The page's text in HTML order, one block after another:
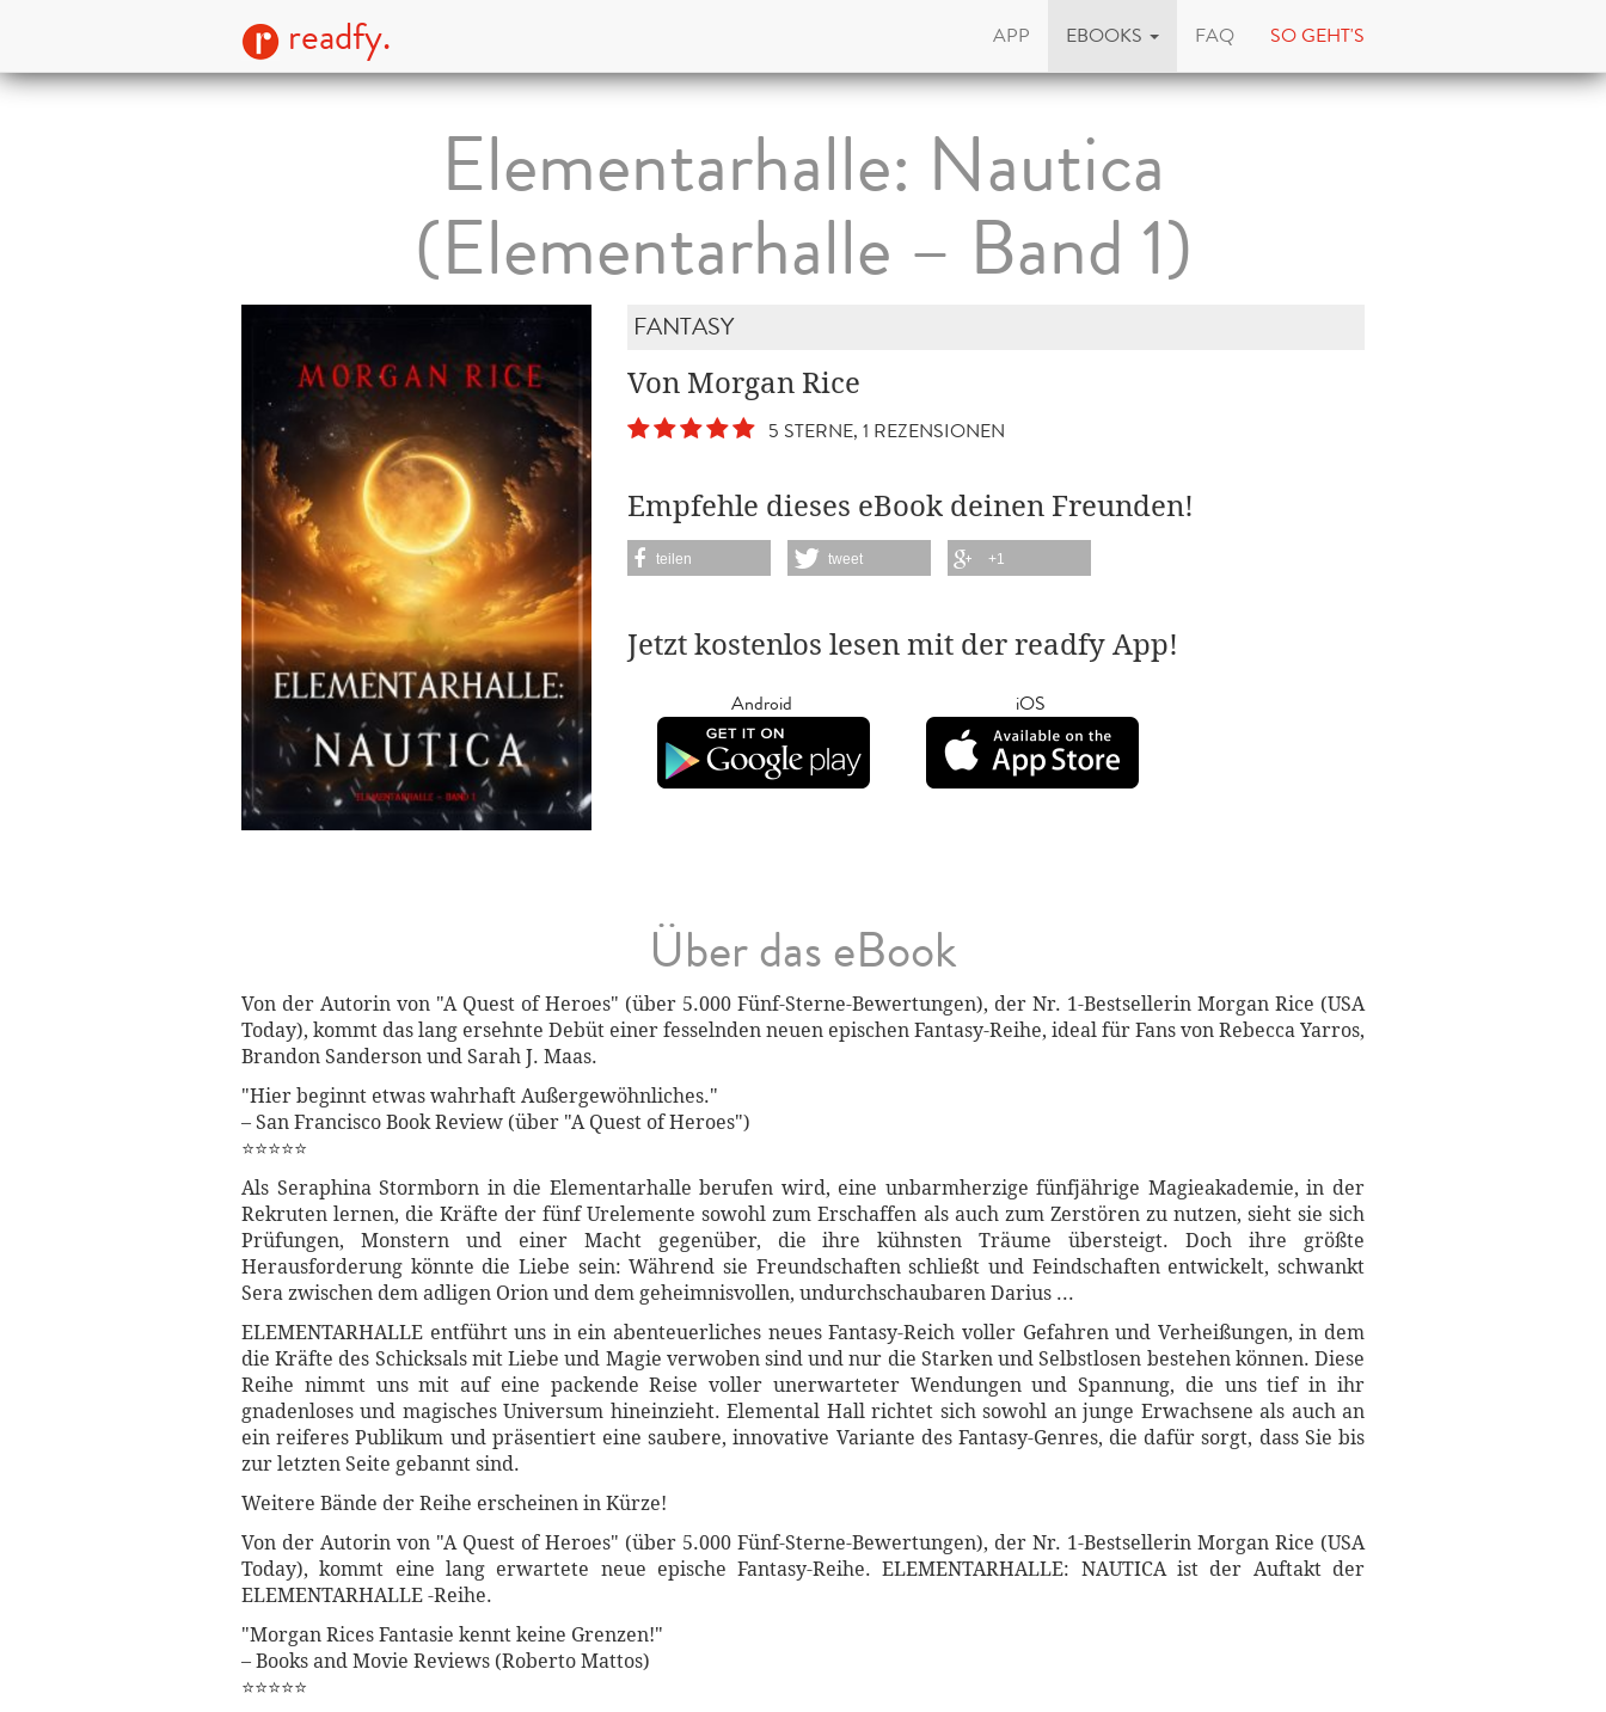
readfy. APP EBOOKS FAQ SO GEHT'S
Elementarhalle: Nautica
(Elementarhalle – Band 1)
FANTASY
Von Morgan Rice
5 STERNE, 1 REZENSIONEN
Empfehle dieses eBook deinen Freunden!
teilen tweet +1
Jetzt kostenlos lesen mit der readfy App!
Android iOS
Über das eBook
Von der Autorin von "A Quest of Heroes" (über 5.000 Fünf-Sterne-Bewertungen), der Nr. 1-Bestsellerin Morgan Rice (USA
Today), kommt das lang ersehnte Debüt einer fesselnden neuen epischen Fantasy-Reihe, ideal für Fans von Rebecca Yarros,
Brandon Sanderson und Sarah J. Maas.
"Hier beginnt etwas wahrhaft Außergewöhnliches."
– San Francisco Book Review (über "A Quest of Heroes")
⭐⭐⭐⭐⭐
Als Seraphina Stormborn in die Elementarhalle berufen wird, eine unbarmherzige fünfjährige Magieakademie, in der
Rekruten lernen, die Kräfte der fünf Urelemente sowohl zum Erschaffen als auch zum Zerstören zu nutzen, sieht sie sich
Prüfungen, Monstern und einer Macht gegenüber, die ihre kühnsten Träume übersteigt. Doch ihre größte
Herausforderung könnte die Liebe sein: Während sie Freundschaften schließt und Feindschaften entwickelt, schwankt
Sera zwischen dem adligen Orion und dem geheimnisvollen, undurchschaubaren Darius ...
ELEMENTARHALLE entführt uns in ein abenteuerliches neues Fantasy-Reich voller Gefahren und Verheißungen, in dem
die Kräfte des Schicksals mit Liebe und Magie verwoben sind und nur die Starken und Selbstlosen bestehen können. Diese
Reihe nimmt uns mit auf eine packende Reise voller unerwarteter Wendungen und Spannung, die uns tief in ihr
gnadenloses und magisches Universum hineinzieht. Elemental Hall richtet sich sowohl an junge Erwachsene als auch an
ein reiferes Publikum und präsentiert eine saubere, innovative Variante des Fantasy-Genres, die dafür sorgt, dass Sie bis
zur letzten Seite gebannt sind.
Weitere Bände der Reihe erscheinen in Kürze!
Von der Autorin von "A Quest of Heroes" (über 5.000 Fünf-Sterne-Bewertungen), der Nr. 1-Bestsellerin Morgan Rice (USA
Today), kommt eine lang erwartete neue epische Fantasy-Reihe. ELEMENTARHALLE: NAUTICA ist der Auftakt der
ELEMENTARHALLE -Reihe.
"Morgan Rices Fantasie kennt keine Grenzen!"
– Books and Movie Reviews (Roberto Mattos)
⭐⭐⭐⭐⭐